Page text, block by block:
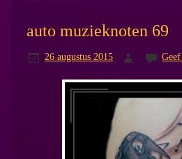
auto muzieknoten 69
26 augustus 2015